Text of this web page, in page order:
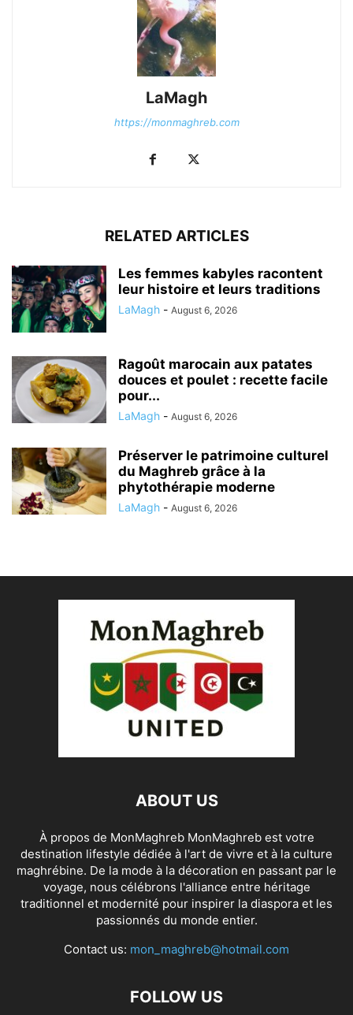
LaMagh
https://monmaghreb.com
RELATED ARTICLES
Les femmes kabyles racontent
leur histoire et leurs traditions
LaMagh - August 6, 2026
Ragoût marocain aux patates
douces et poulet : recette facile
pour...
LaMagh - August 6, 2026
Préserver le patrimoine culturel
du Maghreb grâce à la
phytothérapie moderne
LaMagh - August 6, 2026
ABOUT US
À propos de MonMaghreb MonMaghreb est votre
destination lifestyle dédiée à l'art de vivre et à la culture
maghrébine. De la mode à la décoration en passant par le
voyage, nous célébrons l'alliance entre héritage
traditionnel et modernité pour inspirer la diaspora et les
passionnés du monde entier.
Contact us: mon_maghreb@hotmail.com
FOLLOW US